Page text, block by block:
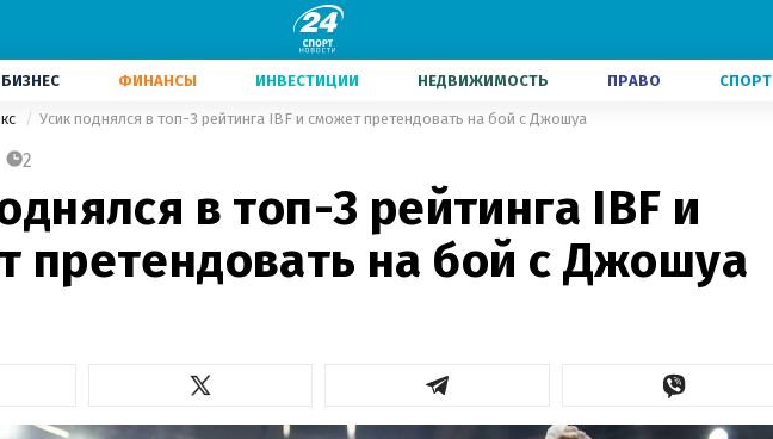
БИЗНЕС ФИНАНСЫ ИНВЕСТИЦИИ НЕДВИЖИМОСТЬ ПРАВО СПОРТ
Усик поднялся в топ-3 рейтинга IBF и сможет претендовать на бой с Джошуа
2
в топ-3 рейтинга IBF и
претендовать на бой с Джошуа